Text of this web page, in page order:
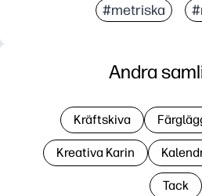
#metriska
Andra
Kräftskiva
Kreativa Karin
Tack